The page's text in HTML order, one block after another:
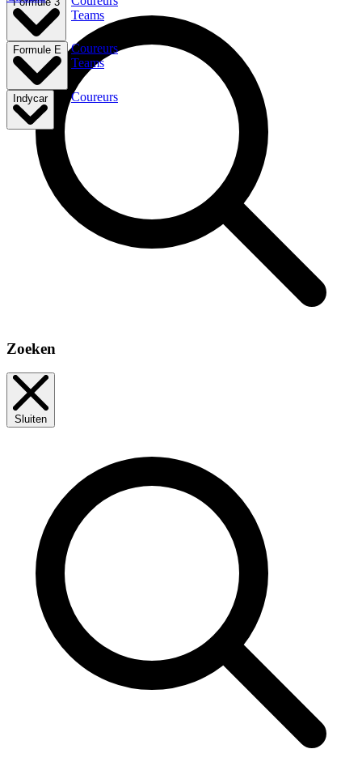
Teams
Formule E
Coureurs
Teams
Indycar Coureurs
Zoeken
Sluiten